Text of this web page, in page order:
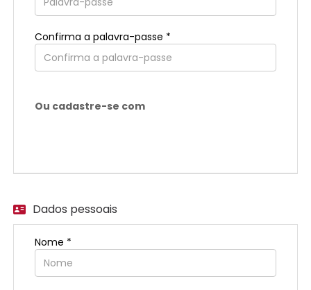
emprego
te
Iniciar
DE
Confirma a palavra-passe *
Ou cadastre-se com
Dados pessoais
Nome *